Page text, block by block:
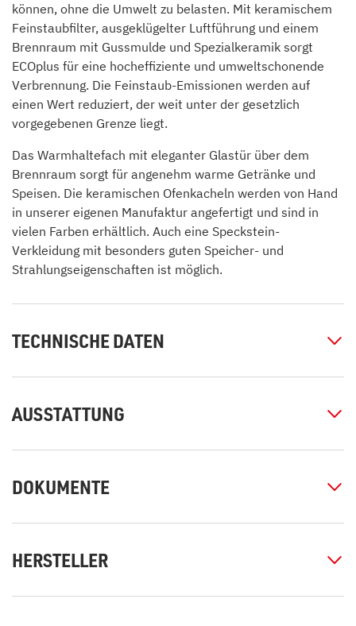
können, ohne die Umwelt zu belasten. Mit keramischem
Feinstaubfilter, ausgeklügelter Luftführung und einem
Brennraum mit Gussmulde und Spezialkeramik sorgt
ECOplus für eine hocheffiziente und umweltschonende
Verbrennung. Die Feinstaub-Emissionen werden auf
einen Wert reduziert, der weit unter der gesetzlich
vorgegebenen Grenze liegt.
Das Warmhaltefach mit eleganter Glastür über dem
Brennraum sorgt für angenehm warme Getränke und
Speisen. Die keramischen Ofenkacheln werden von Hand
in unserer eigenen Manufaktur angefertigt und sind in
vielen Farben erhältlich. Auch eine Speckstein-
Verkleidung mit besonders guten Speicher- und
Strahlungseigenschaften ist möglich.
TECHNISCHE DATEN
AUSSTATTUNG
DOKUMENTE
HERSTELLER